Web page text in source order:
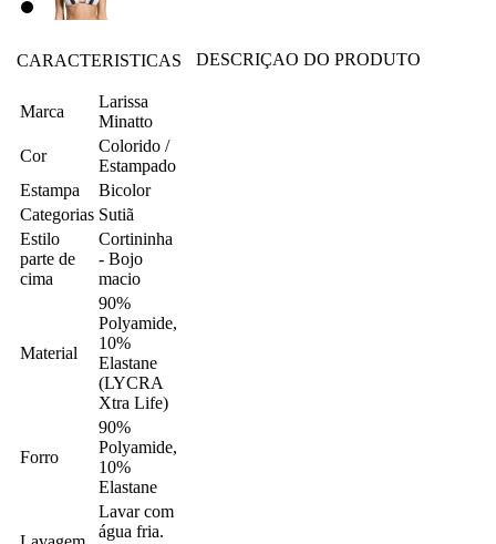
CARACTERISTICAS
Marca
Larissa
Minatto
Cor
Colorido /
Estampado
Estampa
Bicolor
Categorias Sutiã
Estilo
parte de
cima
Cortininha
- Bojo
macio
Material
90%
Polyamide,
10%
Elastane
(LYCRA
Xtra Life)
Forro
90%
Polyamide,
10%
Elastane
Lavar com
água fria.
DESCRIÇAO DO PRODUTO